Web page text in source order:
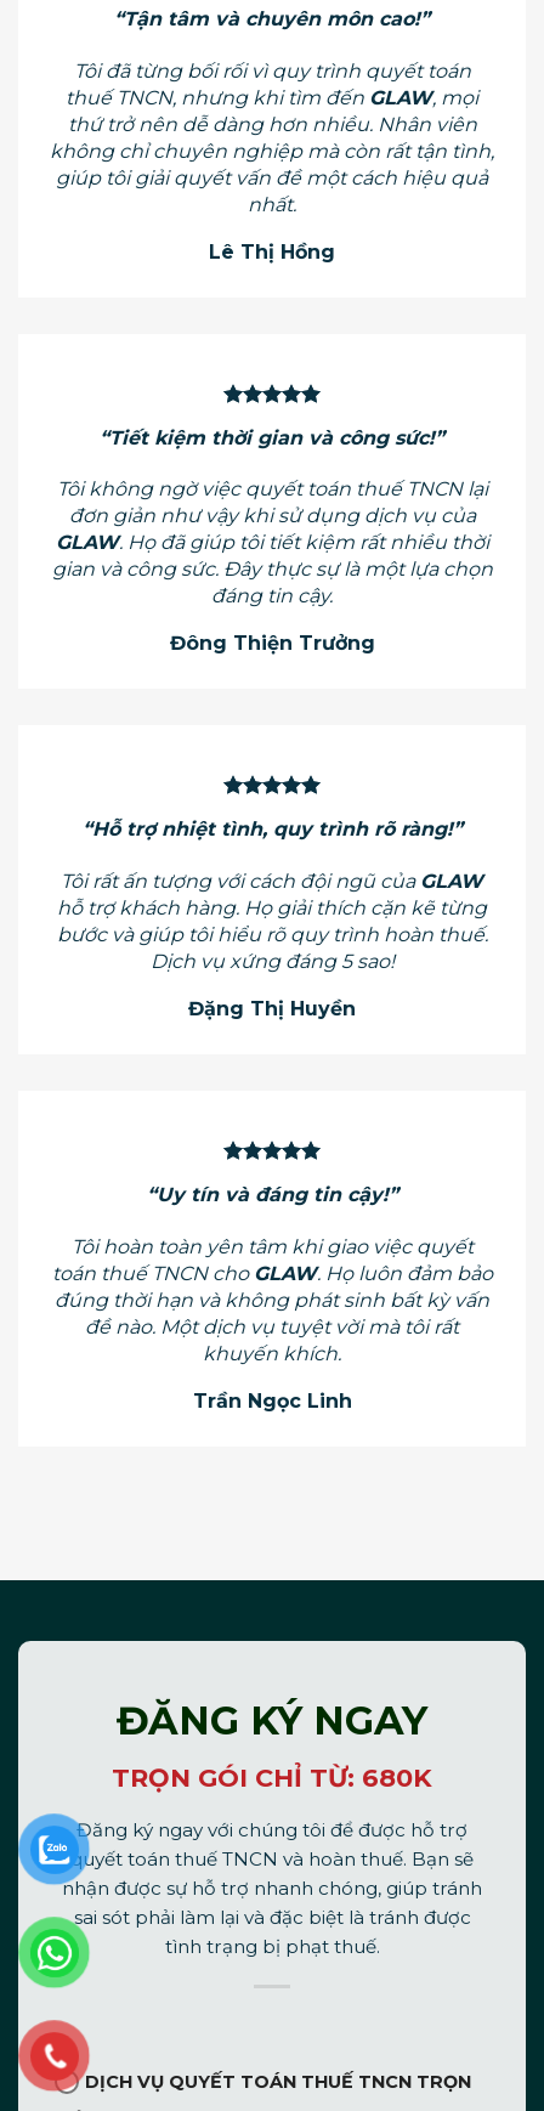
“Tận tâm và chuyên môn cao!”
Tôi đã từng bối rối vì quy trình quyết toán
thuế TNCN, nhưng khi tìm đến GLAW, mọi
thứ trở nên dễ dàng hơn nhiều. Nhân viên
không chỉ chuyên nghiệp mà còn rất tận tình,
giúp tôi giải quyết vấn đề một cách hiệu quả
nhất.
Lê Thị Hồng
“Tiết kiệm thời gian và công sức!”
Tôi không ngờ việc quyết toán thuế TNCN lại
đơn giản như vậy khi sử dụng dịch vụ của
GLAW. Họ đã giúp tôi tiết kiệm rất nhiều thời
gian và công sức. Đây thực sự là một lựa chọn
đáng tin cậy.
Đông Thiện Trưởng
“Hỗ trợ nhiệt tình, quy trình rõ ràng!”
Tôi rất ấn tượng với cách đội ngũ của GLAW
hỗ trợ khách hàng. Họ giải thích cặn kẽ từng
bước và giúp tôi hiểu rõ quy trình hoàn thuế.
Dịch vụ xứng đáng 5 sao!
Đặng Thị Huyền
“Uy tín và đáng tin cậy!”
Tôi hoàn toàn yên tâm khi giao việc quyết
toán thuế TNCN cho GLAW. Họ luôn đảm bảo
đúng thời hạn và không phát sinh bất kỳ vấn
đề nào. Một dịch vụ tuyệt vời mà tôi rất
khuyến khích.
Trần Ngọc Linh
ĐĂNG KÝ NGAY
TRỌN GÓI CHỈ TỪ: 680K
Đăng ký ngay với chúng tôi để được hỗ trợ
quyết toán thuế TNCN và hoàn thuế. Bạn sẽ
nhận được sự hỗ trợ nhanh chóng, giúp tránh
sai sót phải làm lại và đặc biệt là tránh được
tình trạng bị phạt thuế.
DỊCH VỤ QUYẾT TOÁN THUẾ TNCN TRỌN